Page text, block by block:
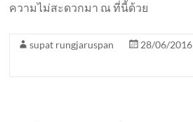
ความไม่สะดวกมา ณ ที่นี้ด้วย
supat rungjaruspan 28/06/2016